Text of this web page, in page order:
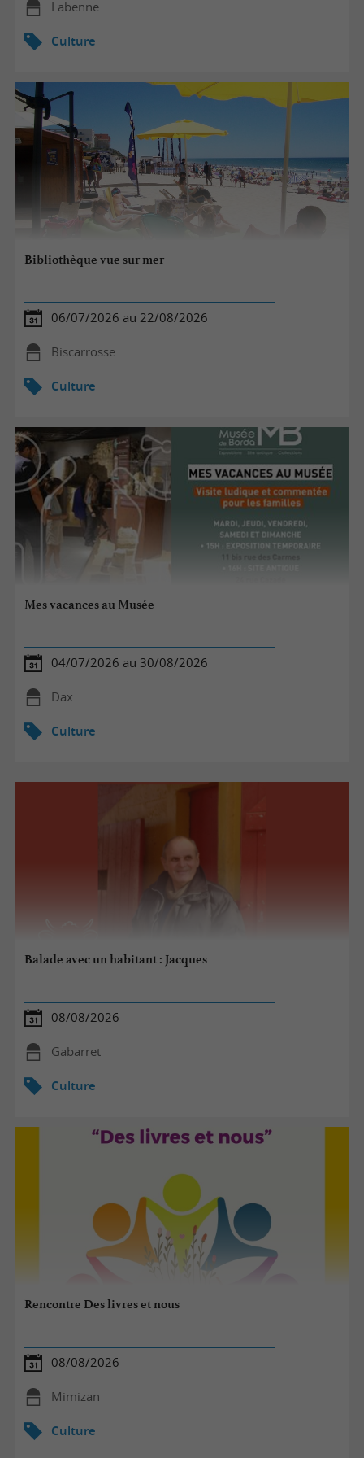
Labenne
Culture
Bibliothèque vue sur mer
06/07/2026 au 22/08/2026
Biscarrosse
Culture
Mes vacances au Musée
04/07/2026 au 30/08/2026
Dax
Culture
Balade avec un habitant : Jacques
08/08/2026
Gabarret
Culture
Rencontre Des livres et nous
08/08/2026
Mimizan
Culture